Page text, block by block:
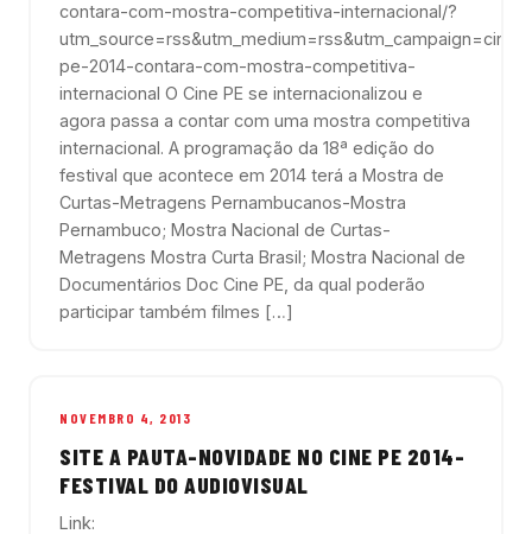
contara-com-mostra-competitiva-internacional/?
utm_source=rss&utm_medium=rss&utm_campaign=cine-
pe-2014-contara-com-mostra-competitiva-
internacional O Cine PE se internacionalizou e
agora passa a contar com uma mostra competitiva
internacional. A programação da 18ª edição do
festival que acontece em 2014 terá a Mostra de
Curtas-Metragens Pernambucanos-Mostra
Pernambuco; Mostra Nacional de Curtas-
Metragens Mostra Curta Brasil; Mostra Nacional de
Documentários Doc Cine PE, da qual poderão
participar também filmes […]
NOVEMBRO 4, 2013
SITE A PAUTA-NOVIDADE NO CINE PE 2014-
FESTIVAL DO AUDIOVISUAL
Link: